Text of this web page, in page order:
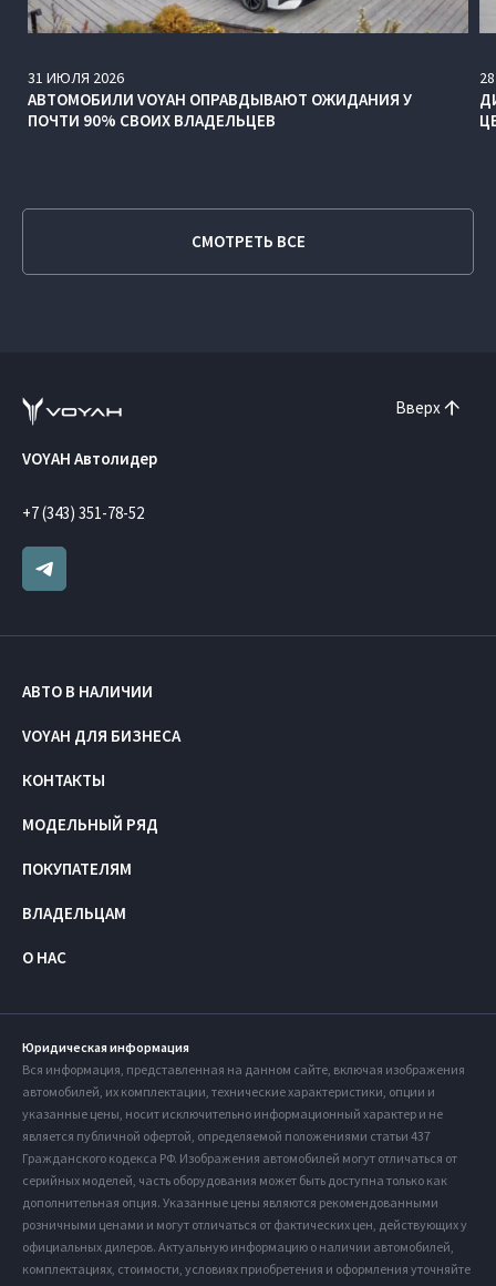
31 ИЮЛЯ 2026
АВТОМОБИЛИ VOYAH ОПРАВДЫВАЮТ ОЖИДАНИЯ У
ПОЧТИ 90% СВОИХ ВЛАДЕЛЬЦЕВ
28
СМОТРЕТЬ ВСЕ
Вверх
VOYAH Автолидер
+7 (343) 351-78-52
АВТО В НАЛИЧИИ
VOYAH ДЛЯ БИЗНЕСА
КОНТАКТЫ
МОДЕЛЬНЫЙ РЯД
ПОКУПАТЕЛЯМ
ВЛАДЕЛЬЦАМ
О НАС
Юридическая информация
Вся информация, представленная на данном сайте, включая изображения
автомобилей, их комплектации, технические характеристики, опции и
указанные цены, носит исключительно информационный характер и не
является публичной офертой, определяемой положениями статьи 437
Гражданского кодекса РФ. Изображения автомобилей могут отличаться от
серийных моделей, часть оборудования может быть доступна только как
дополнительная опция. Указанные цены являются рекомендованными
розничными ценами и могут отличаться от фактических цен, действующих у
официальных дилеров. Актуальную информацию о наличии автомобилей,
комплектациях, стоимости, условиях приобретения и оформления уточняйте